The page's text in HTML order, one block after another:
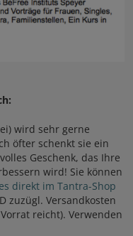
wird sehr gerne
öfter schenkt sie ein
Geschenk, das Ihre
wird! Sie können
direkt im Tantra-Shop
zuzügl. Versandkosten
reicht). Verwenden